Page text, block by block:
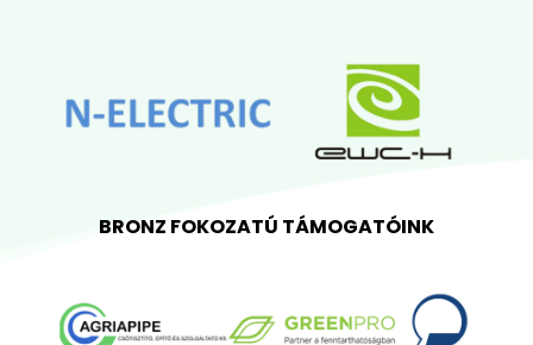
BRONZ FOKOZATÚ TÁMOGATÓINK